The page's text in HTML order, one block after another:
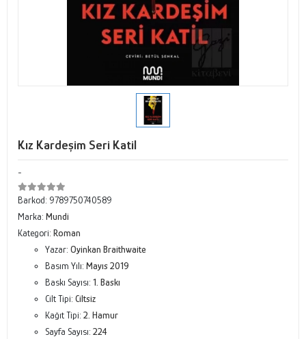
Kız Kardeşim Seri Katil
-
Barkod: 9789750740589
Marka: Mundi
Kategori: Roman
Yazar: Oyinkan Braithwaite
Basım Yılı: Mayıs 2019
Baskı Sayısı: 1. Baskı
Cilt Tipi: Ciltsiz
Kağıt Tipi: 2. Hamur
Sayfa Sayısı: 224